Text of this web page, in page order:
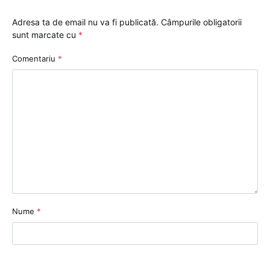
Adresa ta de email nu va fi publicată. Câmpurile obligatorii
sunt marcate cu *
Comentariu *
Nume *